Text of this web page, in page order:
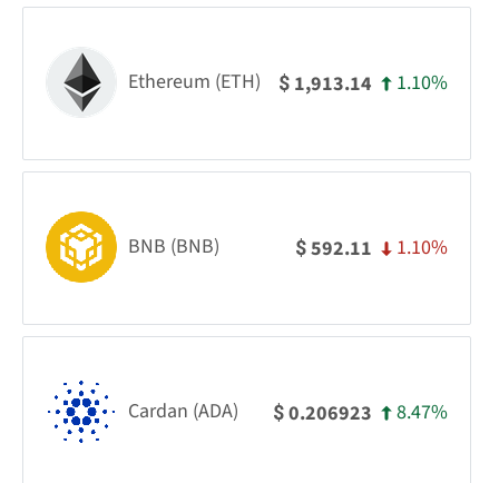
Ethereum (ETH) $ 1,913.14 1.10%
BNB (BNB) $592.11 1.10%
Cardan (ADA) $0.206923 8.47%